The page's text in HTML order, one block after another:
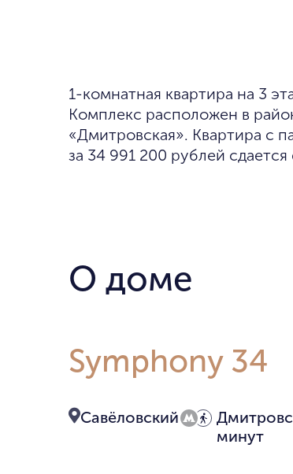
1-комнатная квартира на 3 этаже в жилом комплексе «Symphony 34».
Комплекс расположен в
«Дмитровская». Квартира с
за 34 991 200 рублей
О доме
Symphony 34
Савёловский
минут